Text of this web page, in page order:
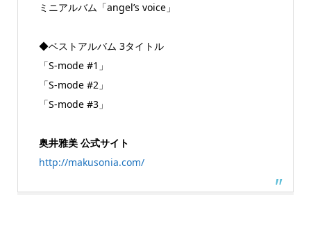
ミニアルバム「angel’s voice」
◆ベストアルバム 3タイトル
「S-mode #1」
「S-mode #2」
「S-mode #3」
奥井雅美 公式サイト
http://makusonia.com/